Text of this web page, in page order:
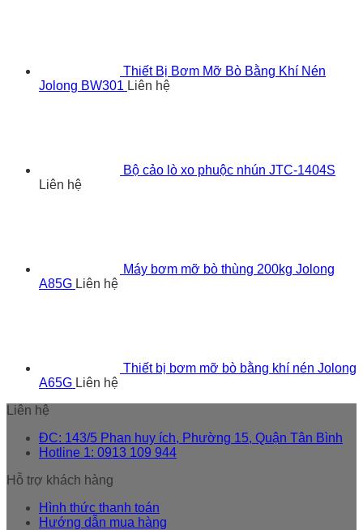
Thiết Bị Bơm Mỡ Bò Bằng Khí Nén
Jolong BW301 Liên hệ
Bộ cảo lò xo phuộc nhún JTC-1404S
Liên hệ
Máy bơm mỡ bò thùng 200kg Jolong
A85G Liên hệ
Thiết bị bơm mỡ bò bằng khí nén Jolong
A65G Liên hệ
Liên hệ
ĐC: 143/5 Phan huy ích, Phường 15, Quận Tân Bình
Hotline 1: 0913 109 944
Hỗ trợ khách hàng
Hình thức thanh toán
Hướng dẫn mua hàng